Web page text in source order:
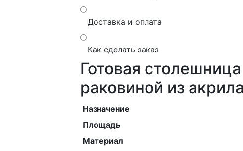
Доставка и оплата
Как сделать заказ
Готовая
раковиной из
Назначение
Площадь
Материал